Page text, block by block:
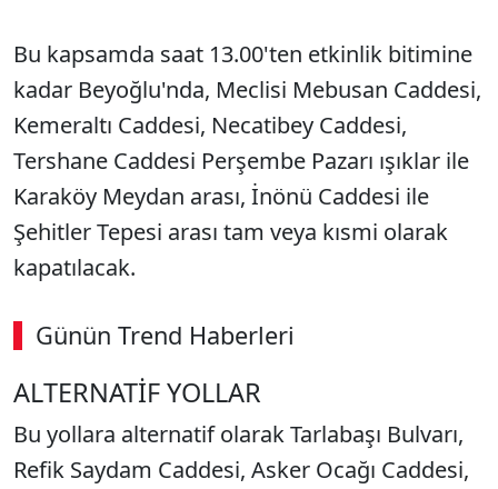
Bu kapsamda saat 13.00'ten etkinlik bitimine
kadar Beyoğlu'nda, Meclisi Mebusan Caddesi,
Kemeraltı Caddesi, Necatibey Caddesi,
Tershane Caddesi Perşembe Pazarı ışıklar ile
Karaköy Meydan arası, İnönü Caddesi ile
Şehitler Tepesi arası tam veya kısmi olarak
kapatılacak.
Günün Trend Haberleri
ALTERNATİF YOLLAR
Bu yollara alternatif olarak Tarlabaşı Bulvarı,
Refik Saydam Caddesi, Asker Ocağı Caddesi,